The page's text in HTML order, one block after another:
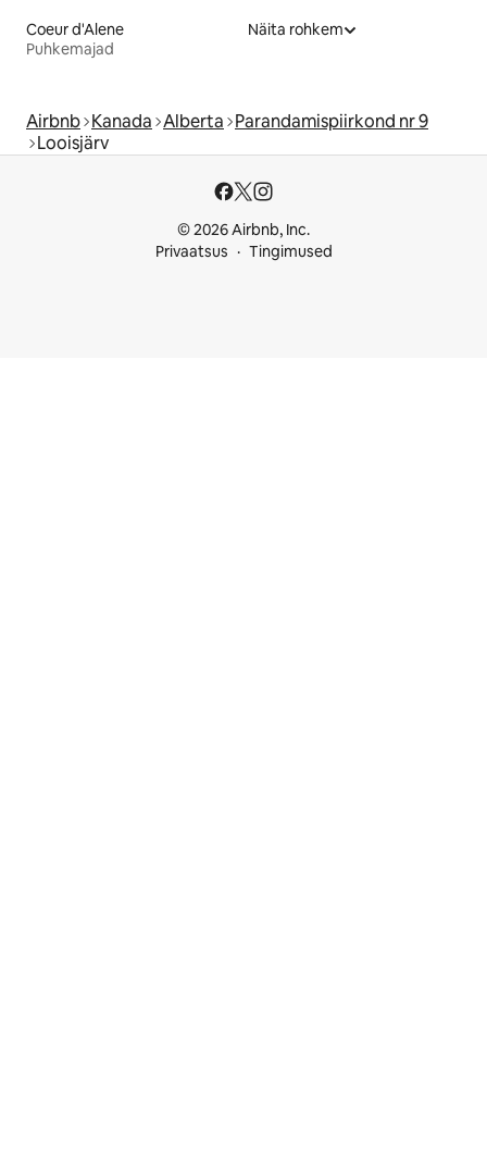
Coeur d'Alene
Puhkemajad
Näita rohkem
Airbnb Kanada Alberta Parandamispiirkond nr 9
Looisjärv
© 2026 Airbnb, Inc.
Privaatsus
Tingimused